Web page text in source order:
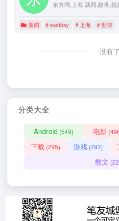
新闻 # eastday # 上海 # 世博
没有了
分类大全
Android (549) 电影
下载 (295) 游戏 (293)
散文